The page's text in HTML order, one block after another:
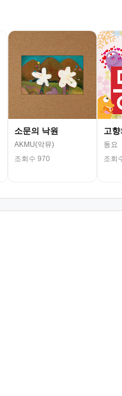
소문의 낙원
AKMU(악뮤)
조회수 970
고
동요
조회